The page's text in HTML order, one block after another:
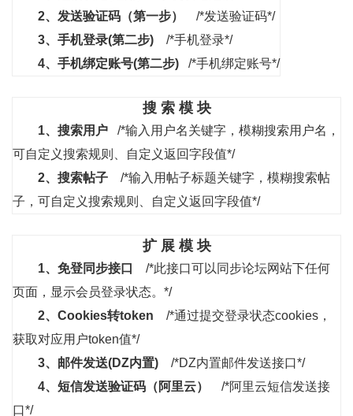
2、 发送验证码（第一步）
/*发送验证码*/
3、 手机登录(第二步) /*手机登录*/
4、 手机绑定账号(第二步) /*手机绑定账号*/
搜 索 模 块
1、 搜索用户 /*输入用户名关键字，模糊搜索用户名，
可自定义搜索规则、自定义返回字段值*/
2、 搜索帖子 /*输入用帖子标题关键字，模糊搜索帖
子，可自定义搜索规则、自定义返回字段值*/
扩 展 模 块
1、 免登同步接口
/*此接口可以同步论坛网站下任何
页面，显示会员登录状态。*/
2、 Cookies转token /*通过提交登录状态cookies，
获取对应用户token值*/
3、 邮件发送(DZ内置)
/*DZ内置邮件发送接口*/
4、 短信发送验证码（阿里云）
/*阿里云短信发送接
口*/